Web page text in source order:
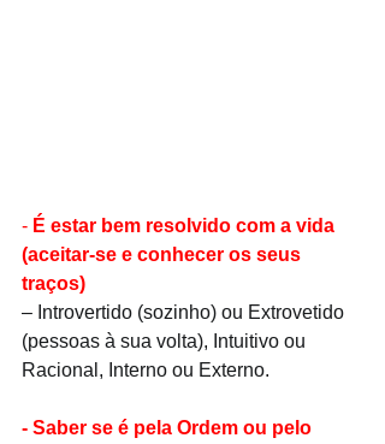
- É estar bem resolvido com a vida
(aceitar-se e conhecer os seus
traços)
– Introvertido (sozinho) ou Extrovetido
(pessoas à sua volta), Intuitivo ou
Racional, Interno ou Externo.
- Saber se é pela Ordem ou pelo